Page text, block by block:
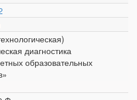
диагностика
образовательных